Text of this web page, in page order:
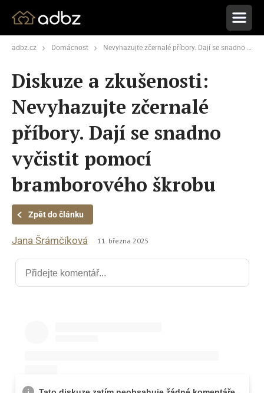
adbz.cz Domácnost Nevyhazujte zčernalé příbory. Dají se snadno vyčistit pomocí bramborového škrobu
Diskuze a zkušenosti:
Nevyhazujte zčernalé
příbory. Dají se snadno
vyčistit pomocí
bramborového škrobu
Zpět do článku
Jana Šrámčíková 11. března 2025